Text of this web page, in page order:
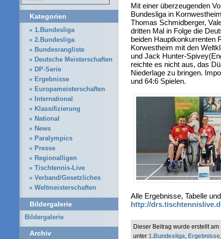
Mit einer überzeugenden
Bundesliga in
Thomas Schmidberger,
dritten Mal in Folge die
beiden Hauptkonkurrenten
Korwestheim mit den
und Jack Hunter-
reichte es nicht aus, das
Niederlage zu bringen.
und 64:6 Spielen.
Alle Ergebnisse, Tabelle
http://
Dieser Beitrag wurde erstellt
unter 1.Bundesliga, Ergebnisse
Kategorien
1.Bundesliga
2.Bundesliga
Bundesrangliste
Deutsche Meisterschaften
DP-Serie
Ergebnisse
Europameisterschaften
International
Klassifizierung
National
News
Paralympics
Presse
Regionalligen
Tischtennis-Live
Verband/Gesetzliches
Weltmeisterschaften
Bildergalerie
Bildergalerie
Archiv